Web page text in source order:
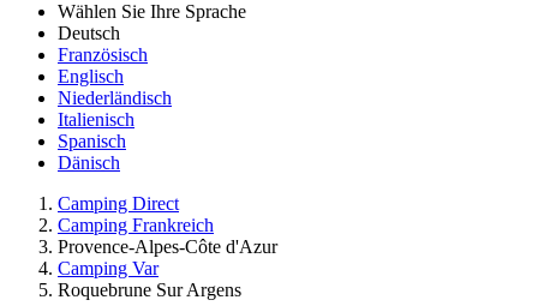
Wählen Sie Ihre Sprache
Deutsch
Französisch
Englisch
Niederländisch
Italienisch
Spanisch
Dänisch
Camping Direct
Camping Frankreich
Provence-Alpes-Côte d'Azur
Camping Var
Roquebrune Sur Argens